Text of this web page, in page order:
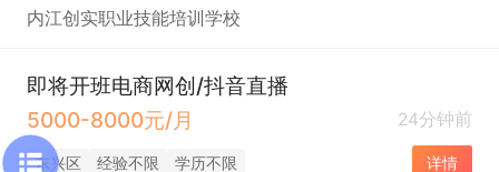
内江创实职业技能培训学校
即将开班电商网创/抖音直播
5000-8000元/月
24分钟前
东兴区 经验不限 学历不限 详情